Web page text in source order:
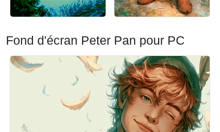
Fond d'écran Peter Pan pour PC